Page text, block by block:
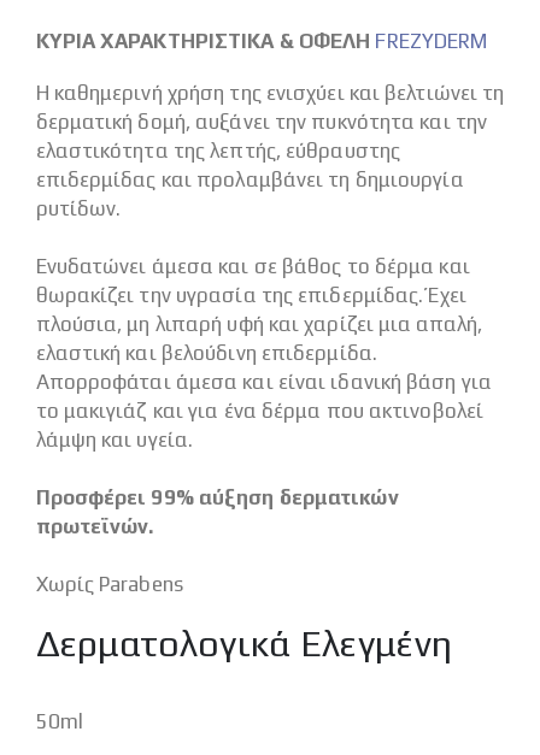
ΚΥΡΙΑ ΧΑΡΑΚΤΗΡΙΣΤΙΚΑ & ΟΦΕΛΗ FREZYDERM
Η καθημερινή χρήση της ενισχύει και βελτιώνει τη
δερματική δομή, αυξάνει την πυκνότητα και την
ελαστικότητα της λεπτής, εύθραυστης
επιδερμίδας και προλαμβάνει τη δημιουργία
ρυτίδων.
Ενυδατώνει άμεσα και σε βάθος το δέρμα και
θωρακίζει την υγρασία της επιδερμίδας. Έχει
πλούσια, μη λιπαρή υφή και χαρίζει μια απαλή,
ελαστική και βελούδινη επιδερμίδα.
Απορροφάται άμεσα και είναι ιδανική βάση για
το μακιγιάζ και για ένα δέρμα που ακτινοβολεί
λάμψη και υγεία.
Προσφέρει 99% αύξηση δερματικών
πρωτεϊνών.
Χωρίς Parabens
Δερματολογικά Ελεγμένη
50ml